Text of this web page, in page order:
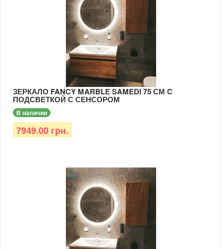
ЗЕРКАЛО FANCY MARBLE SAMEDI 75 СМ C
ПОДСВЕТКОЙ С СЕНСОРОМ
В наличии
7949.00 грн.